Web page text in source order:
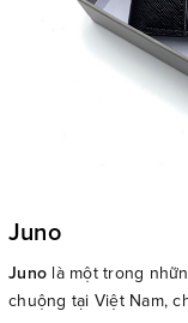
Juno
Juno là một trong
chuộng tại Việt Nam,